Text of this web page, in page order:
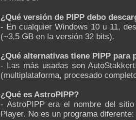
¿Qué versión de PIPP debo
- En cualquier Windows 10 u 11,
(~3,5 GB en la versión 32 bits).
¿Qué alternativas tiene PIPP para
- Las más usadas son
(multiplataforma, procesado
¿Qué es AstroPIPP?
- AstroPIPP era el nombre del
Player. No es un programa